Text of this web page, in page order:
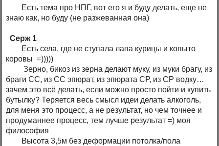
Есть тема про НПГ, вот его я и буду делать, еще не
знаю как, но буду (не разжеванная она)
Серж 1
Есть села, где не ступала лапа курицы и копыто
коровы =)))))
Зерно, бикоз из зерна делают муку, из муки брагу, из
браги СС, из СС эпюрат, из эпюрата СР, из СР водку…
зачем это всё делать, если можно просто пойти и купить
бутылку? Теряется весь смысл идеи делать алкоголь,
для меня это процесс, а не результат, но чем точнее и
продуманнее процесс, тем лучше результат =) моя
философия
Высота 3,5м без деформации потолка/пола